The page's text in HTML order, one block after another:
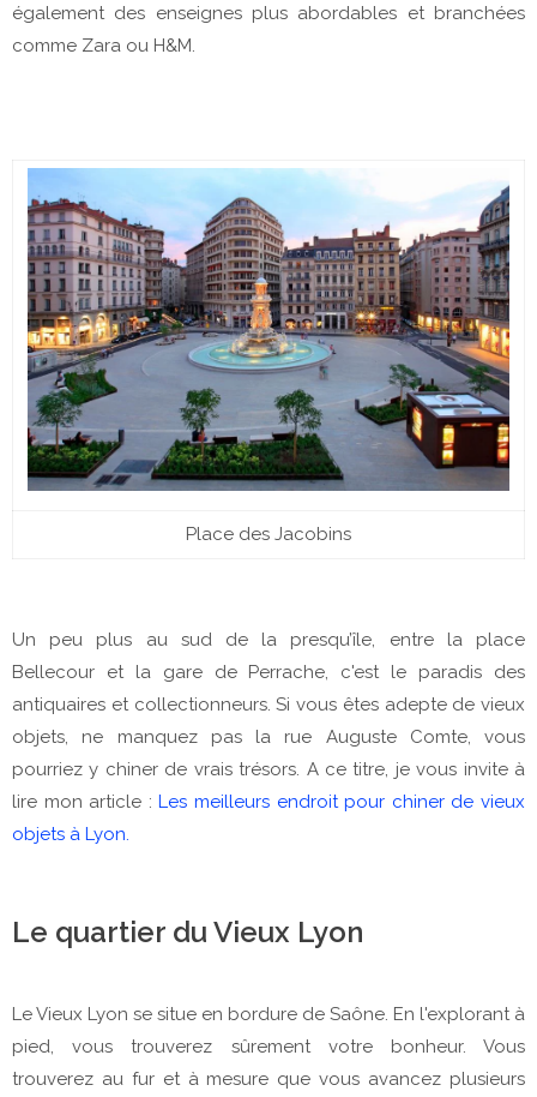
également des enseignes plus abordables et branchées
comme Zara ou H&M.
Place des Jacobins
Un peu plus au sud de la presqu’île, entre la place
Bellecour et la gare de Perrache, c'est le paradis des
antiquaires et collectionneurs. Si vous êtes adepte de vieux
objets, ne manquez pas la rue Auguste Comte, vous
pourriez y chiner de vrais trésors. A ce titre, je vous invite à
lire mon article :Les meilleurs endroit pour chiner de vieux
objets à Lyon.
Le quartier du Vieux Lyon
Le Vieux Lyon se situe en bordure de Saône. En l'explorant à
pied, vous trouverez sûrement votre bonheur. Vous
trouverez au fur et à mesure que vous avancez plusieurs